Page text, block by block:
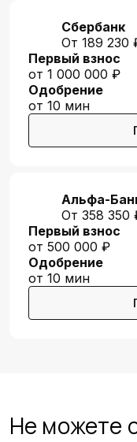
Сбербанк
От 189 230
Первый взнос
от 1 000 000 ₽
Одобрение
от 10 мин
Альфа-
От 358 350
Первый взнос
от 500 000 ₽
Одобрение
от 10 мин
Не можете